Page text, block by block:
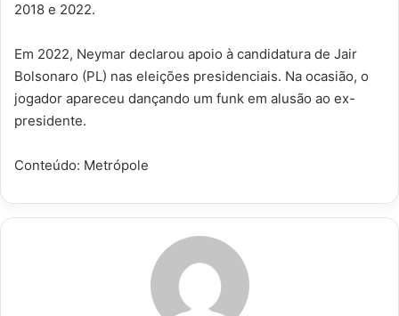
2018 e 2022.
Em 2022, Neymar declarou apoio à candidatura de Jair
Bolsonaro (PL) nas eleições presidenciais. Na ocasião, o
jogador apareceu dançando um funk em alusão ao ex-
presidente.
Conteúdo: Metrópole